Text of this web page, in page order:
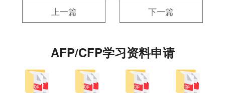
上一篇 下一篇
AFP/CFP学习资料申请